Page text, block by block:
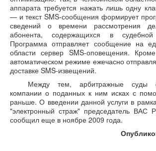
аппарата требуется нажать лишь одну
— и текст SMS-сообщения формирует
сведений о времени рассмотрения
абонента, содержащихся в
Программа отправляет сообщение на
области сервер SMS-оповещения.
автоматическом режиме ежечасно
доставке SMS-извещений.
Между тем, арбитражные суды
компании о поданных к ним исках с
раньше. О введении данной услуги в
"электронный страж" председатель ВАС
сообщил еще в ноябре 2009 года.